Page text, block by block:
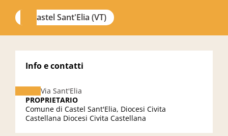
Castel Sant'Elia (VT)
Info e contatti
Via Sant'Elia
PROPRIETARIO
Comune di Castel Sant'Elia, Diocesi Civita
Castellana Diocesi Civita Castellana